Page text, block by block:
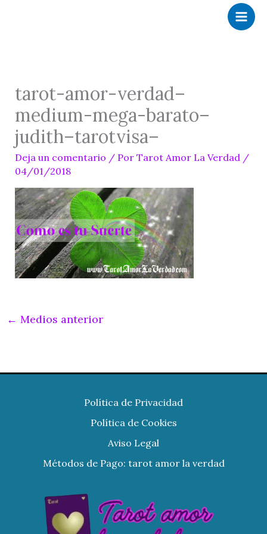
tarot-amor-verdad–
medium-mega-barato–
judith–tarotvisa–
Deja un comentario / Por Tarot Amor La Verdad /
04/01/2018
← Medios anterior
Política de Privacidad
Política de Cookies
Aviso Legal
Métodos de Pago: tarot amor la verdad